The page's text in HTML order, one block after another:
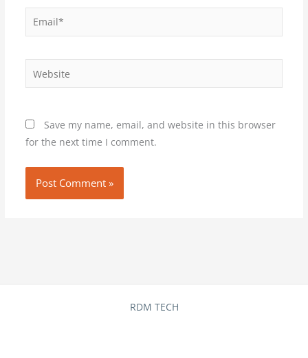
Email*
Website
Save my name, email, and website in this browser
for the next time I comment.
RDM TECH